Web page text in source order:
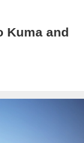
Kuma and
author/